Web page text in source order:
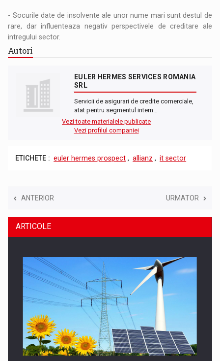
- Socurile date de insolvente ale unor nume mari sunt destul de
rare, dar influenteaza negativ perspectivele de creditare ale
intregului sector.
Autori
EULER HERMES SERVICES ROMANIA
SRL
Servicii de asigurari de credite comerciale,
atat pentru segmentul intern…
Vezi toate materialele publicate
Vezi profilul companiei
ETICHETE : euler hermes prospect , allianz , it sector
ANTERIOR URMATOR
ARTICOLE